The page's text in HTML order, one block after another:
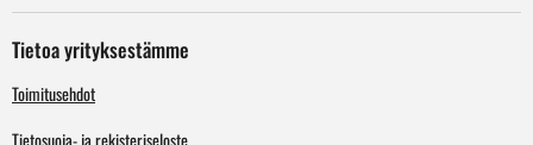
Tietoa yrityksestämme
Toimitusehdot
Tietosuoja- ja rekisteriseloste